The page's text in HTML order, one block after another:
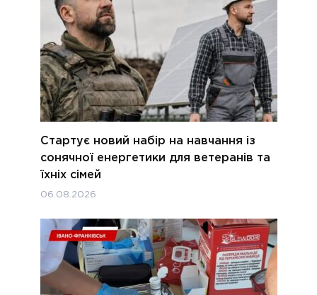
Стартує новий набір на навчання із
сонячної енергетики для ветеранів та
їхніх сімей
06.08.2026